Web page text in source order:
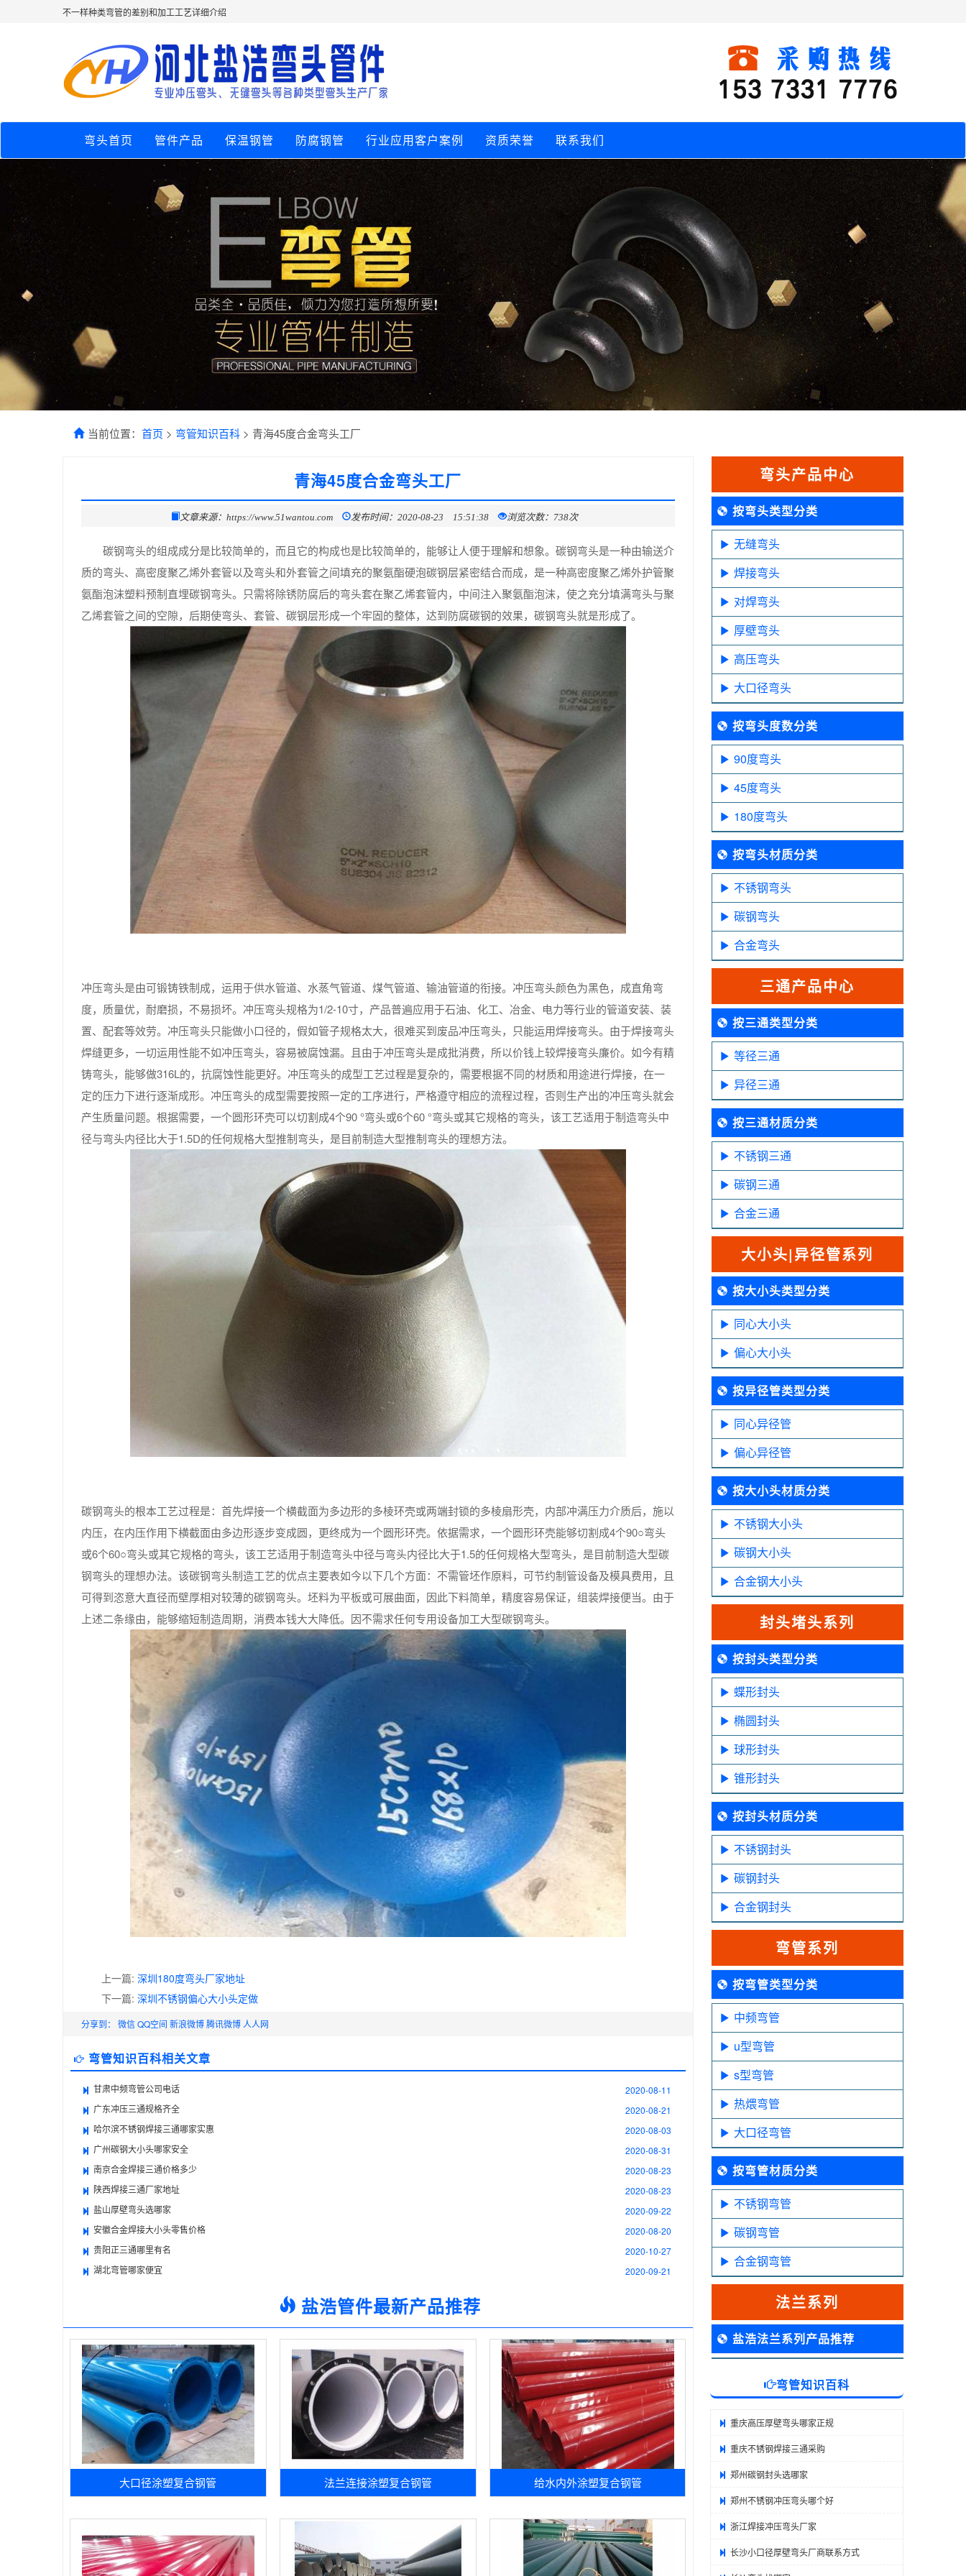
不一样种类弯管的差别和加工工艺详细介绍
弯头首页 管件产品 保温钢管 防腐钢管 行业应用客户案例 资质荣誉 联系我们
当前位置： 首页 > 弯管知识百科 > 青海45度合金弯头工厂
青海45度合金弯头工厂
文章来源：https://www.51wantou.com 发布时间：2020-08-23 15:51:38 浏览次数：738次
碳钢弯头的组成成分是比较简单的，而且它的构成也是比较简单的，能够让人便于理解和想象。碳钢弯头是一种由输送介
质的弯头、高密度聚乙烯外套管以及弯头和外套管之间填充的聚氨酯硬泡碳钢层紧密结合而成，是一种高密度聚乙烯外护管聚
氨酯泡沫塑料预制直埋碳钢弯头。只需将除锈防腐后的弯头套在聚乙烯套管内，中间注入聚氨酯泡沫，使之充分填满弯头与聚
乙烯套管之间的空隙，后期使弯头、套管、碳钢层形成一个牢固的整体，达到防腐碳钢的效果，碳钢弯头就是形成了。
冲压弯头是由可锻铸铁制成，运用于供水管道、水蒸气管道、煤气管道、输油管道的衔接。冲压弯头颜色为黑色，成直角弯
度，质量优，耐磨损，不易损坏。冲压弯头规格为1/2-10寸，产品普遍应用于石油、化工、冶金、电力等行业的管道安装、装
置、配套等效劳。冲压弯头只能做小口径的，假如管子规格太大，很难买到废品冲压弯头，只能运用焊接弯头。由于焊接弯头
焊缝更多，一切运用性能不如冲压弯头，容易被腐蚀漏。且由于冲压弯头是成批消费，所以价钱上较焊接弯头廉价。如今有精
铸弯头，能够做316L的，抗腐蚀性能更好。冲压弯头的成型工艺过程是复杂的，需要根据不同的材质和用途进行焊接，在一
定的压力下进行逐渐成形。冲压弯头的成型需要按照一定的工序进行，严格遵守相应的流程过程，否则生产出的冲压弯头就会
产生质量问题。根据需要，一个圆形环壳可以切割成4个90 °弯头或6个60 °弯头或其它规格的弯头，该工艺适用于制造弯头中
径与弯头内径比大于1.5D的任何规格大型推制弯头，是目前制造大型推制弯头的理想方法。
碳钢弯头的根本工艺过程是：首先焊接一个横截面为多边形的多棱环壳或两端封锁的多棱扇形壳，内部冲满压力介质后，施以
内压，在内压作用下横截面由多边形逐步变成圆，更终成为一个圆形环壳。依据需求，一个圆形环壳能够切割成4个90○弯头
或6个60○弯头或其它规格的弯头，该工艺适用于制造弯头中径与弯头内径比大于1.5的任何规格大型弯头，是目前制造大型碳
钢弯头的理想办法。该碳钢弯头制造工艺的优点主要表如今以下几个方面：不需管坯作原料，可节约制管设备及模具费用，且
可得到恣意大直径而壁厚相对较薄的碳钢弯头。坯料为平板或可展曲面，因此下料简单，精度容易保证，组装焊接便当。由于
上述二条缘由，能够缩短制造周期，消费本钱大大降低。因不需求任何专用设备加工大型碳钢弯头。
上一篇: 深圳180度弯头厂家地址
下一篇: 深圳不锈钢偏心大小头定做
分享到： 微信QQ空间 新浪微博腾讯微博 人人网
弯管知识百科相关文章
甘肃中频弯管公司电话
2020-08-11
广东冲压三通规格齐全
2020-08-21
哈尔滨不锈钢焊接三通哪家实惠
2020-08-03
广州碳钢大小头哪家安全
2020-08-31
南京合金焊接三通价格多少
2020-08-23
陕西焊接三通厂家地址
2020-08-23
盐山厚壁弯头选哪家
2020-09-22
安徽合金焊接大小头零售价格
2020-08-20
贵阳正三通哪里有名
2020-10-27
湖北弯管哪家便宜
2020-09-21
盐浩管件最新产品推荐
大口径涂塑复合钢管 法兰连接涂塑复合钢管 给水内外涂塑复合钢管
弯头产品中心
按弯头类型分类
无缝弯头
焊接弯头
对焊弯头
厚壁弯头
高压弯头
大口径弯头
按弯头度数分类
90度弯头
45度弯头
180度弯头
按弯头材质分类
不锈钢弯头
碳钢弯头
合金弯头
三通产品中心
按三通类型分类
等径三通
异径三通
按三通材质分类
不锈钢三通
碳钢三通
合金三通
大小头|异径管系列
按大小头类型分类
同心大小头
偏心大小头
按异径管类型分类
同心异径管
偏心异径管
按大小头材质分类
不锈钢大小头
碳钢大小头
合金钢大小头
封头堵头系列
按封头类型分类
蝶形封头
椭圆封头
球形封头
锥形封头
按封头材质分类
不锈钢封头
碳钢封头
合金钢封头
弯管系列
按弯管类型分类
中频弯管
u型弯管
s型弯管
热煨弯管
大口径弯管
按弯管材质分类
不锈钢弯管
碳钢弯管
合金钢弯管
法兰系列
盐浩法兰系列产品推荐
弯管知识百科
重庆高压厚壁弯头哪家正规
重庆不锈钢焊接三通采购
郑州碳钢封头选哪家
郑州不锈钢冲压弯头哪个好
浙江焊接冲压弯头厂家
长沙小口径厚壁弯头厂商联系方式